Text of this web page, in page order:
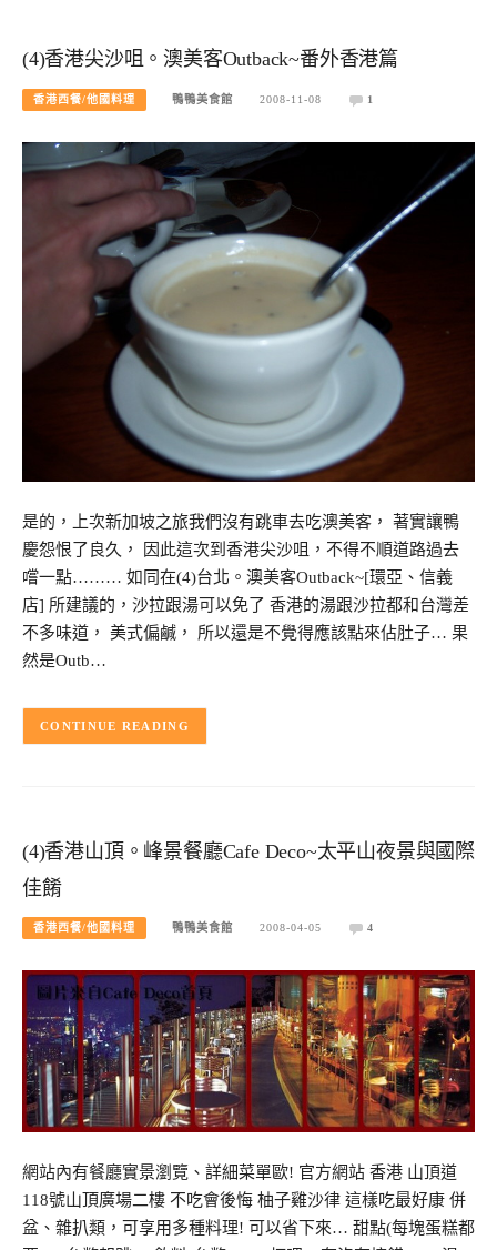
(4)香港尖沙咀。澳美客Outback~番外香港篇
香港西餐/他國料理 鴨鴨美食館 2008-11-08 1
是的，上次新加坡之旅我們沒有跳車去吃澳美客， 著實讓鴨
慶怨恨了良久， 因此這次到香港尖沙咀，不得不順道路過去
嚐一點……… 如同在(4)台北。澳美客Outback~[環亞、信義
店] 所建議的，沙拉跟湯可以免了 香港的湯跟沙拉都和台灣差
不多味道， 美式偏鹹， 所以還是不覺得應該點來佔肚子… 果
然是Outb…
CONTINUE READING
(4)香港山頂。峰景餐廳Cafe Deco~太平山夜景與國際
佳餚
香港西餐/他國料理 鴨鴨美食館 2008-04-05 4
網站內有餐廳實景瀏覽、詳細菜單歐! 官方網站 香港 山頂道
118號山頂廣場二樓 不吃會後悔 柚子雞沙律 這樣吃最好康 併
盆、雜扒類，可享用多種料理! 可以省下來… 甜點(每塊蛋糕都